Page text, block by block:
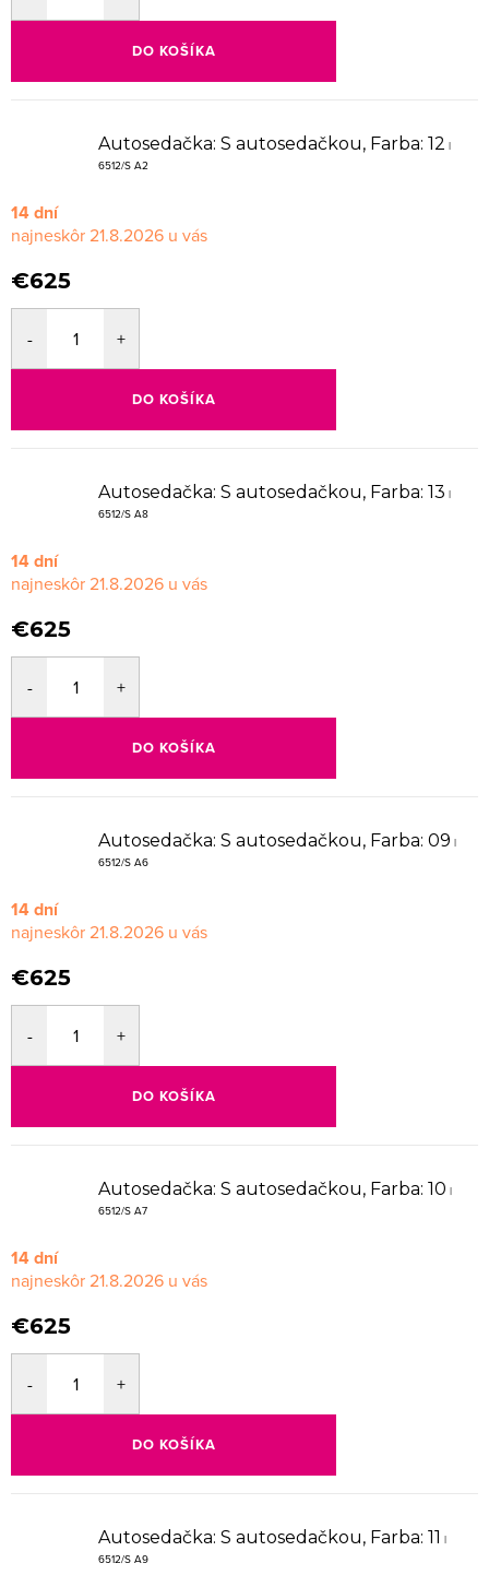
DO KOŠÍKA
Autosedačka: S autosedačkou, Farba: 12 |
6512/S A2
14 dní
21.8.2026
€625
DO KOŠÍKA
Autosedačka: S autosedačkou, Farba: 13 |
6512/S A8
14 dní
21.8.2026
€625
DO KOŠÍKA
Autosedačka: S autosedačkou, Farba: 09 |
6512/S A6
14 dní
21.8.2026
€625
DO KOŠÍKA
Autosedačka: S autosedačkou, Farba: 10 |
6512/S A7
14 dní
21.8.2026
€625
DO KOŠÍKA
Autosedačka: S autosedačkou, Farba: 11 |
6512/S A9